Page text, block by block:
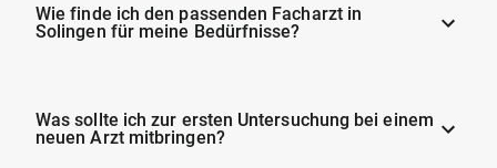
Wie finde ich den passenden Facharzt in
Solingen für meine Bedürfnisse?
Was sollte ich zur ersten Untersuchung bei einem
neuen Arzt mitbringen?